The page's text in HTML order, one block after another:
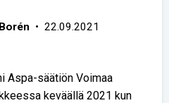
• 22.09.2021
Aspa-säätiön Voimaa
keväällä 2021 kun